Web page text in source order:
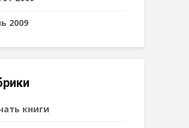
2009
книги